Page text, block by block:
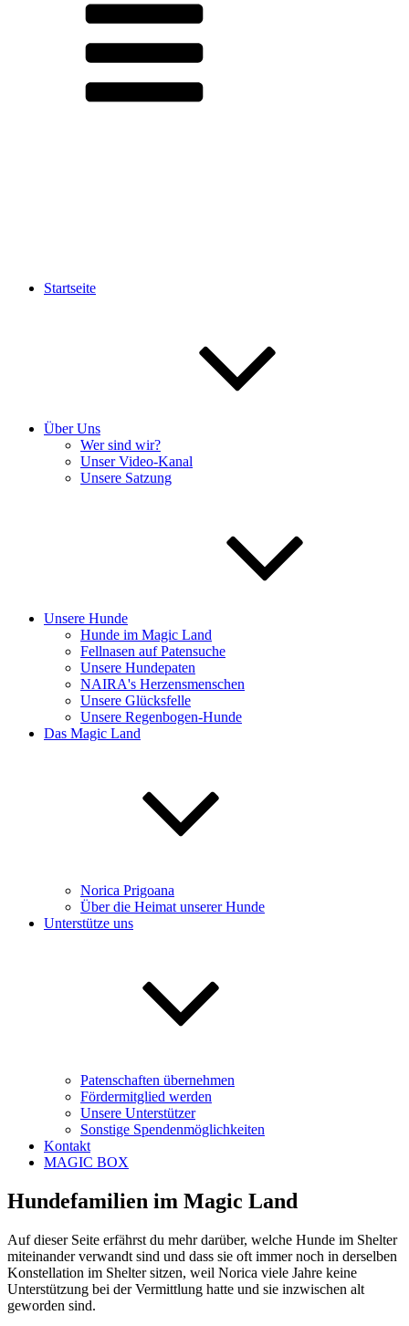
Startseite
Über Uns
Wer sind wir?
Unser Video-Kanal
Unsere Satzung
Unsere Hunde
Hunde im Magic Land
Fellnasen auf Patensuche
Unsere Hundepaten
NAIRA's Herzensmenschen
Unsere Glücksfelle
Unsere Regenbogen-Hunde
Das Magic Land
Norica Prigoana
Über die Heimat unserer Hunde
Unterstütze uns
Patenschaften übernehmen
Fördermitglied werden
Unsere Unterstützer
Sonstige Spendenmöglichkeiten
Kontakt
MAGIC BOX
Hundefamilien im Magic Land
Auf dieser Seite erfährst du mehr darüber, welche Hunde im Shelter
miteinander verwandt sind und dass sie oft immer noch in derselben
Konstellation im Shelter sitzen, weil Norica viele Jahre keine
Unterstützung bei der Vermittlung hatte und sie inzwischen alt
geworden sind.